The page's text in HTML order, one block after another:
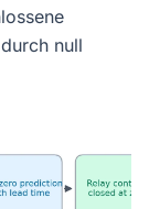
null